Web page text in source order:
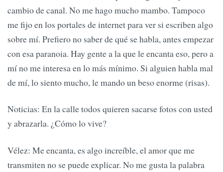
cambio de canal. No me hago mucho mambo. Tampoco
me fijo en los portales de internet para ver si escriben algo
sobre mí. Prefiero no saber de qué se habla, antes empezar
con esa paranoia. Hay gente a la que le encanta eso, pero a
mí no me interesa en lo más mínimo. Si alguien habla mal
de mí, lo siento mucho, le mando un beso enorme (risas).
Noticias: En la calle todos quieren sacarse fotos con usted
y abrazarla. ¿Cómo lo vive?
Vélez: Me encanta, es algo increíble, el amor que me
transmiten no se puede explicar. No me gusta la palabra